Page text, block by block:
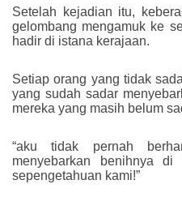
Setelah kejadian itu,
gelombang mengamuk ke
hadir di istana kerajaan.
Setiap orang yang tidak
yang sudah sadar
mereka yang masih belum
“aku tidak pernah
menyebarkan benihnya
sepengetahuan kami!”